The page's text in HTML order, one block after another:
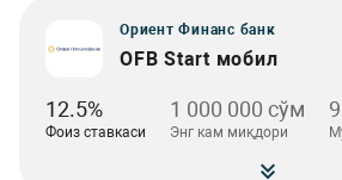
Ориент Финанс банк
OFB Start мобил
12.5%
Фоиз ставкаси
1 000 000 сўм
Энг кам миқдори